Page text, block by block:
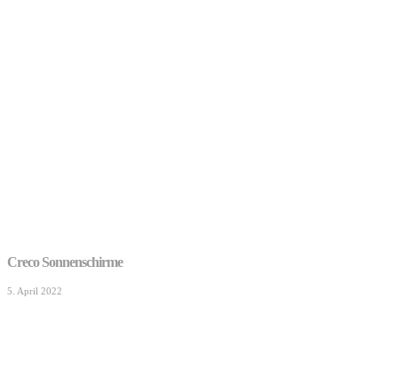
Creco Sonnenschirme
5. April 2022